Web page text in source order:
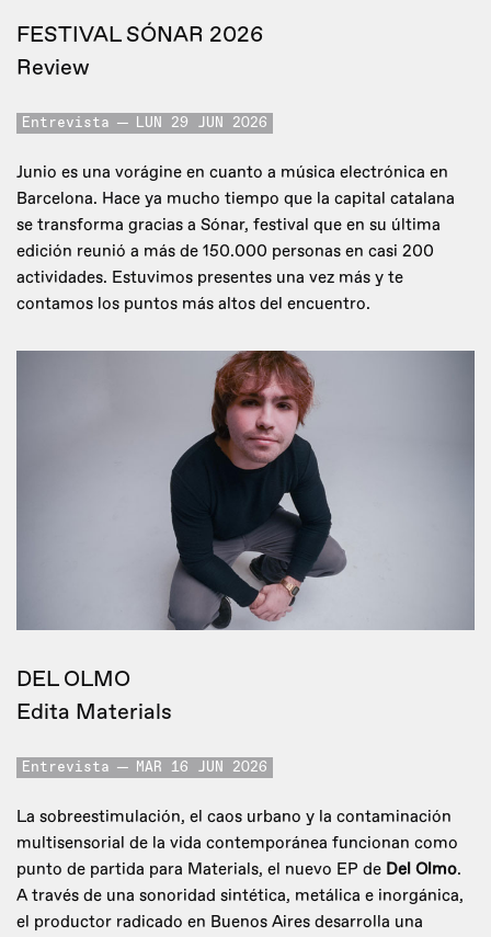
FESTIVAL SÓNAR 2026
Review
Entrevista LUN 29 JUN 2026
Junio es una vorágine en cuanto a música electrónica en
Barcelona. Hace ya mucho tiempo que la capital catalana
se transforma gracias a Sónar, festival que en su última
edición reunió a más de 150.000 personas en casi 200
actividades. Estuvimos presentes una vez más y te
contamos los puntos más altos del encuentro.
DEL OLMO
Edita Materials
Entrevista MAR 16 JUN 2026
La sobreestimulación, el caos urbano y la contaminación
multisensorial de la vida contemporánea funcionan como
punto de partida para Materials, el nuevo EP de Del Olmo.
A través de una sonoridad sintética, metálica e inorgánica,
el productor radicado en Buenos Aires desarrolla una